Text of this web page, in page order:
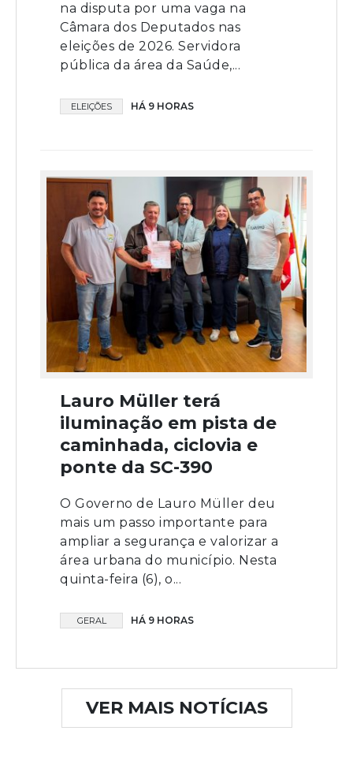
na disputa por uma vaga na
Câmara dos Deputados nas
eleições de 2026. Servidora
pública da área da Saúde,...
ELEIÇÕES HÁ 9 HORAS
Lauro Müller terá
iluminação em pista de
caminhada, ciclovia e
ponte da SC-390
O Governo de Lauro Müller deu
mais um passo importante para
ampliar a segurança e valorizar a
área urbana do município. Nesta
quinta-feira (6), o...
GERAL HÁ 9 HORAS
VER MAIS NOTÍCIAS